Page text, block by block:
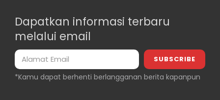
Dapatkan informasi terbaru
melalui email
*Kamu dapat berhenti berlangganan berita kapanpun